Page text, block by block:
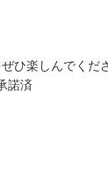
ひ楽しんでくだ
諾済